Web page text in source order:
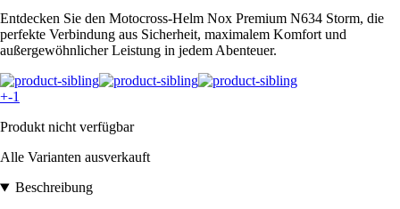
Entdecken Sie den Motocross-Helm Nox Premium N634 Storm, die
perfekte Verbindung aus Sicherheit, maximalem Komfort und
außergewöhnlicher Leistung in jedem Abenteuer.
+-1
Produkt nicht verfügbar
Alle Varianten ausverkauft
Beschreibung